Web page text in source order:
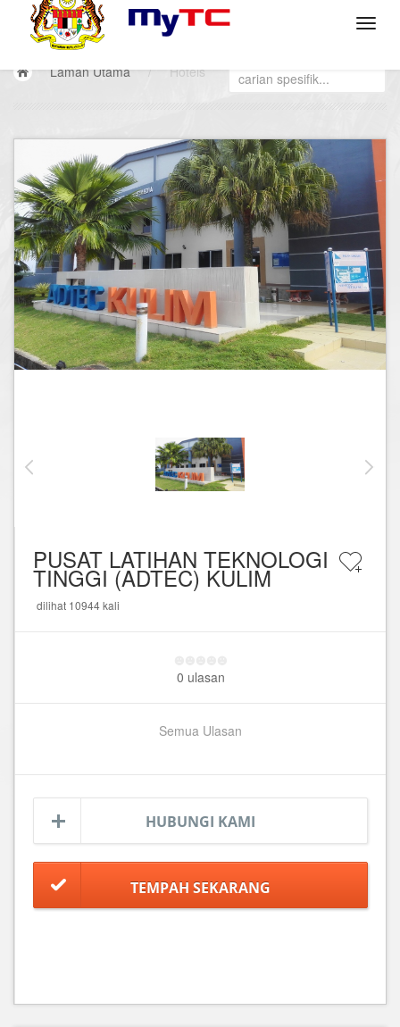
Laman Utama / Hotels
PUSAT LATIHAN TEKNOLOGI
TINGGI (ADTEC) KULIM
dilihat 10944 kali
0 ulasan
Semua Ulasan
HUBUNGI KAMI